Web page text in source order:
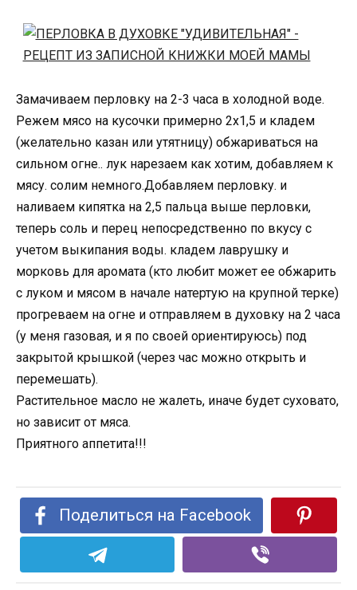
Замачиваем перловку на 2-3 часа в холодной воде.
Режем мясо на кусочки примерно 2х1,5 и кладем
(желательно казан или утятницу) обжариваться на
сильном огне.. лук нарезаем как хотим, добавляем к
мясу. солим немного.Добавляем перловку. и
наливаем кипятка на 2,5 пальца выше перловки,
теперь соль и перец непосредственно по вкусу с
учетом выкипания воды. кладем лаврушку и
морковь для аромата (кто любит может ее обжарить
с луком и мясом в начале натертую на крупной терке)
прогреваем на огне и отправляем в духовку на 2 часа
(у меня газовая, и я по своей ориентируюсь) под
закрытой крышкой (через час можно открыть и
перемешать).
Растительное масло не жалеть, иначе будет суховато,
но зависит от мяса.
Приятного аппетита!!!
Поделиться на Facebook